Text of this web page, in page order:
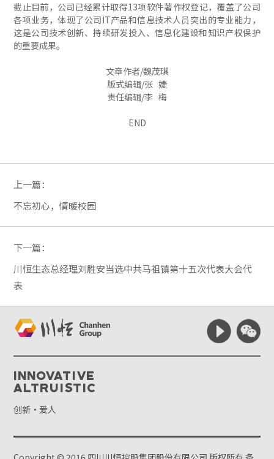
截止目前，公司已经累计取得13项软件著作权登记，覆盖了公司
各项业务，体现了公司IT产品和信息技术人员突出的专业能力，
这是公司技术创新、持续研发投入、信息化建设和知识产权保护
的重要成果。
文章作者/魏茂琪
版式编辑/张 婕
责任编辑/李 梅
END
上一篇：
不忘初心，情暖校园
下一篇：
川恒生态总经理刘胜安当选中共马祖镇第十五次代表大会代
表
Innovative
Altruistic
创新·爱人